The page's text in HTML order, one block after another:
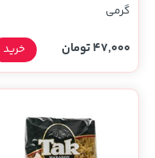
گرمی
47,000 تومان خرید